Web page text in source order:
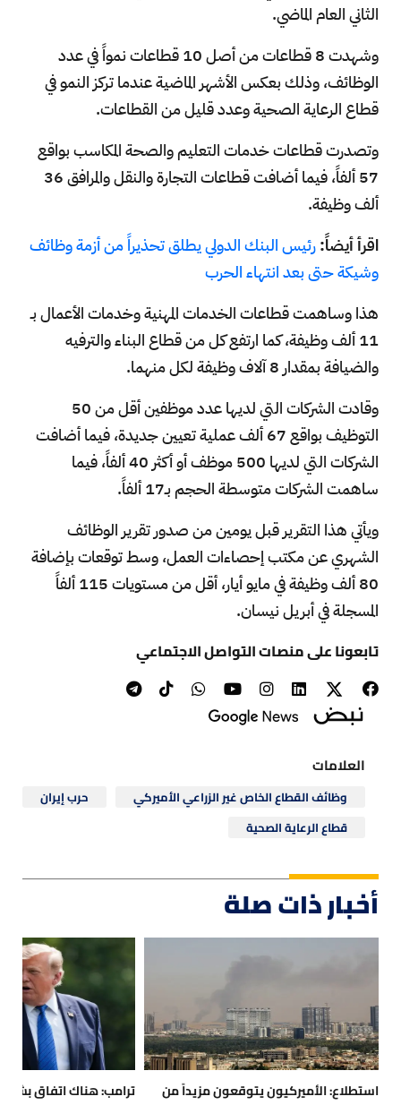
الثاني العام الماضي.
وشهدت 8 قطاعات من أصل 10 قطاعات نمواً في عدد
الوظائف، وذلك بعكس الأشهر الماضية عندما تركز النمو في
قطاع الرعاية الصحية وعدد قليل من القطاعات.
وتصدرت قطاعات خدمات التعليم والصحة المكاسب بواقع
57 ألفاً، فيما أضافت قطاعات التجارة والنقل والمرافق 36
ألف وظيفة.
اقرأ أيضاً:رئيس البنك الدولي يطلق تحذيراً من أزمة وظائف
وشيكة حتى بعد انتهاء الحرب
هذا وساهمت قطاعات الخدمات المهنية وخدمات الأعمال بـ
11 ألف وظيفة، كما ارتفع كل من قطاع البناء والترفيه
والضيافة بمقدار 8 آلاف وظيفة لكل منهما.
وقادت الشركات التي لديها عدد موظفين أقل من 50
التوظيف بواقع 67 ألف عملية تعيين جديدة، فيما أضافت
الشركات التي لديها 500 موظف أو أكثر 40 ألفاً، فيما
ساهمت الشركات متوسطة الحجم بـ17 ألفاً.
ويأتي هذا التقرير قبل يومين من صدور تقرير الوظائف
الشهري عن مكتب إحصاءات العمل، وسط توقعات بإضافة
80 ألف وظيفة في مايو أيار، أقل من مستويات 115 ألفاً
المسجلة في أبريل نيسان.
تابعونا على منصات التواصل الاجتماعي
العلامات
وظائف القطاع الخاص غير الزراعي الأميركي
حرب إيران
قطاع الرعاية الصحية
أخبار ذات صلة
استطلاع: الأميركيون يتوقعون مزيداً من
ترامب: هناك اتفاق